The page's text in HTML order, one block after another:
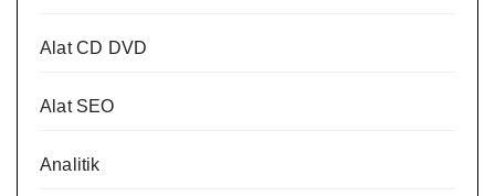
Alat CD DVD
Alat SEO
Analitik